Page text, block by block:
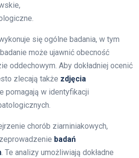
się ogólne badania, w tym
może ujawnić obecność
oddechowym. Aby dokładniej ocenić
zlecają także zdjęcia
pomagają w identyfikacji
chorób ziarniniakowych,
badań
. Te analizy umożliwiają dokładne